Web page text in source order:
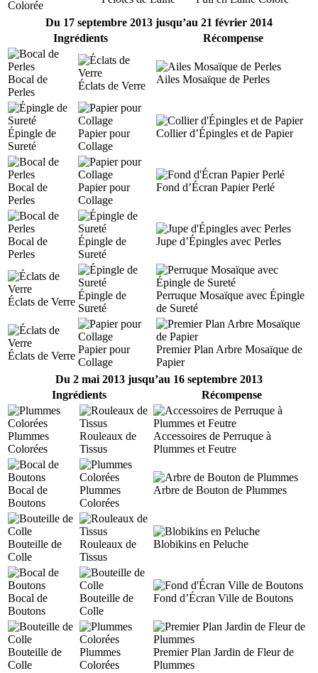
Colorée
Du 17 septembre 2013 jusqu’au 21 février 2014
Ingrédients
Récompense
Bocal de
Perles
Éclats de Verre
Ailes Mosaïque de Perles
Épingle de
Sureté
Papier pour
Collage
Collier d’Épingles et de Papier
Bocal de
Perles
Papier pour
Collage
Fond d’Écran Papier Perlé
Bocal de
Perles
Épingle de
Sureté
Jupe d’Épingles avec Perles
Éclats de Verre
Épingle de
Sureté
Perruque Mosaïque avec Épingle
de Sureté
Éclats de Verre
Papier pour
Collage
Premier Plan Arbre Mosaïque de
Papier
Du 2 mai 2013 jusqu’au 16 septembre 2013
Ingrédients
Récompense
Plummes
Colorées
Rouleaux de
Tissus
Accessoires de Perruque à
Plummes et Feutre
Bocal de
Boutons
Plummes
Colorées
Arbre de Bouton de Plummes
Bouteille de
Colle
Rouleaux de
Tissus
Blobikins en Peluche
Bocal de
Boutons
Bouteille de
Colle
Fond d’Écran Ville de Boutons
Bouteille de
Colle
Plummes
Colorées
Premier Plan Jardin de Fleur de
Plummes